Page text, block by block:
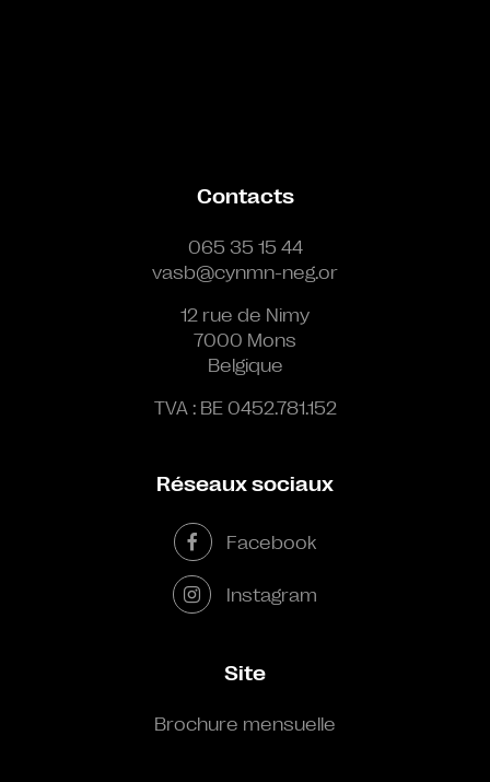
Contacts
065 35 15 44
vasb@cynmn-neg.or
12 rue de Nimy
7000 Mons
Belgique
TVA : BE 0452.781.152
Réseaux sociaux
Facebook
Instagram
Site
Brochure mensuelle